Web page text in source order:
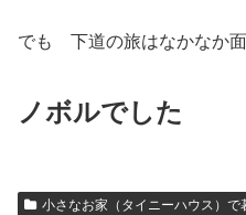
でも 下道の旅はなかなか
ノボルでした
小さなお家（タイニーハウス）で